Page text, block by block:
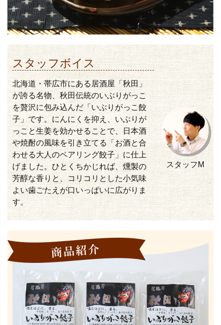
スタッフボイス
北海道・帯広市にある居酒屋「秋田」
が誇る名物、秋田伝統のいぶりがっこ
を贅沢に包み込んだ「いぶりがっこ餃
子」です。にんにくを抑え、いぶりが
っこと生姜を効かせることで、日本酒
や焼酎の風味を引き立てる「お酒と合
わせる大人のペアリング餃子」に仕上
げました。ひとくちかじれば、燻製の
芳醇な香りと、コリコリとした小気味
よい歯ごたえが口いっぱいに広がりま
す。
スタッフM